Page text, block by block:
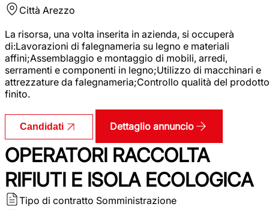
Città Arezzo
La risorsa, una volta inserita in azienda, si occuperà
di:Lavorazioni di falegnameria su legno e materiali
affini;Assemblaggio e montaggio di mobili, arredi,
serramenti e componenti in legno;Utilizzo di macchinari e
attrezzature da falegnameria;Controllo qualità del prodotto
finito.
Candidati Dettaglio annuncio
OPERATORI RACCOLTA
RIFIUTI E ISOLA ECOLOGICA
Tipo di contratto Somministrazione